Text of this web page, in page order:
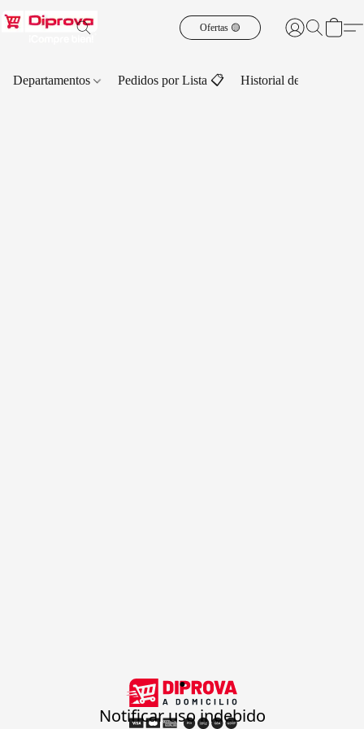
Ofertas 🟡
Departamentos Pedidos por Lista 📋 Historial de Pedidos
.
Notificar uso indebido